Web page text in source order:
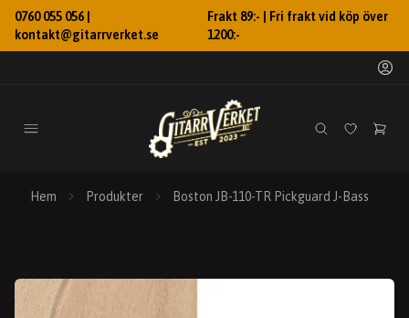
0760 055 056 |
kontakt@gitarrverket.se
Frakt 89:- | Fri frakt vid köp över
1200:-
Hem Produkter Boston JB-110-TR Pickguard J-Bass